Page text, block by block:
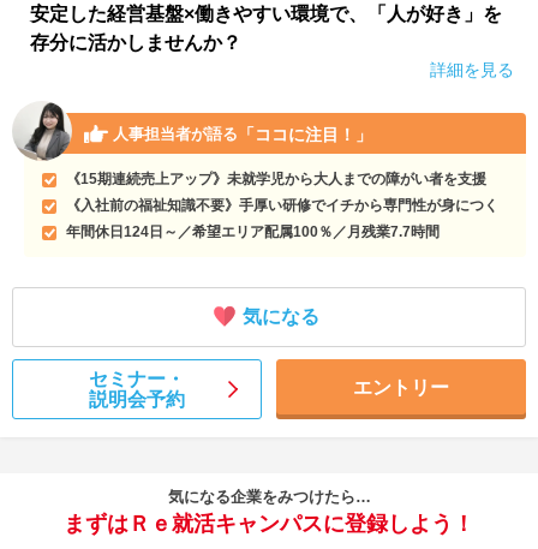
安定した経営基盤×働きやすい環境で、「人が好き」を
存分に活かしませんか？
詳細を見る
人事担当者が語る 「ココに注目！」
《15期連続売上アップ》未就学児から大人までの障がい者を支援
《入社前の福祉知識不要》手厚い研修でイチから専門性が身につく
年間休日124日～／希望エリア配属100％／月残業7.7時間
気になる
セミナー・
説明会予約
エントリー
気になる企業をみつけたら…
まずはＲｅ就活キャンパスに登録しよう！